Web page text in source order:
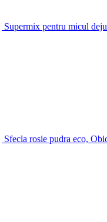
Supermix pentru micul
Sfecla rosie pudra eco,